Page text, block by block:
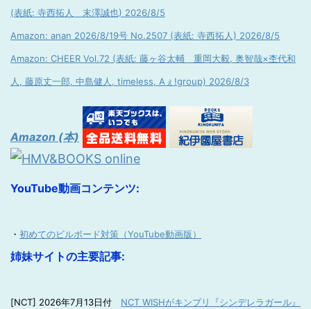
(表紙: 寺西拓人 末澤誠也) 2026/8/5
Amazon: anan 2026/8/19号 No.2507 (表紙: 寺西拓人) 2026/8/5
Amazon: CHEER Vol.72 (表紙: 藤ヶ谷太輔 重岡大毅, 奥智哉×杢代和
人, 藤原丈一郎, 中島健人, timeless, Aぇ!group) 2026/8/3
Amazon (本)
YouTube動画コンテンツ:
・ 初めてのビルボード対策（YouTube動画版）
姉妹サイトの主要記事:
[NCT] 2026年7月13日付 NCT WISHがキンプリ『シンデレラガール』